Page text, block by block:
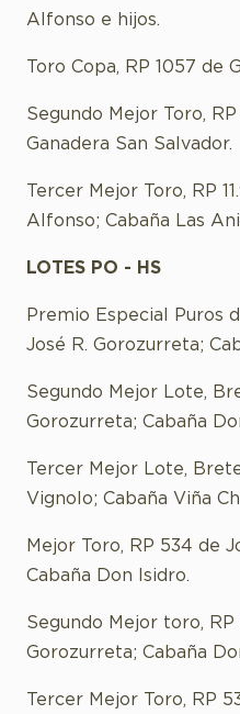
Alfonso e hijos.
Toro Copa, RP 1057 de
Segundo Mejor Toro,
Ganadera San Salvador.
Tercer Mejor Toro, RP
Alfonso; Cabaña Las
LOTES PO - HS
Premio Especial Puros
José R. Gorozurreta;
Segundo Mejor Lote,
Gorozurreta; Cabaña
Tercer Mejor Lote,
Vignolo; Cabaña Viña
Mejor Toro, RP 534 de
Cabaña Don Isidro.
Segundo Mejor toro, RP
Gorozurreta; Cabaña
Tercer Mejor Toro, RP